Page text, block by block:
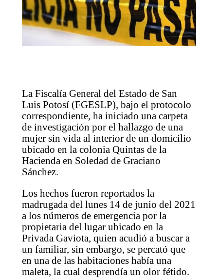
La Fiscalía General del Estado de San
Luis Potosí (FGESLP), bajo el protocolo
correspondiente, ha iniciado una carpeta
de investigación por el hallazgo de una
mujer sin vida al interior de un domicilio
ubicado en la colonia Quintas de la
Hacienda en Soledad de Graciano
Sánchez.
Los hechos fueron reportados la
madrugada del lunes 14 de junio del 2021
a los números de emergencia por la
propietaria del lugar ubicado en la
Privada Gaviota, quien acudió a buscar a
un familiar, sin embargo, se percató que
en una de las habitaciones había una
maleta, la cual desprendía un olor fétido.